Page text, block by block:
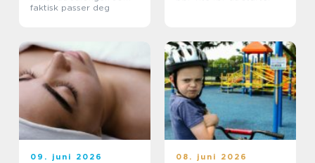
faktisk passer deg
09. juni 2026 08. juni 2026